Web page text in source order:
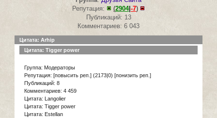
Репутация:
(2904| -7)
Публикаций: 13
Комментариев: 6 043
Цитата: Arhip
Цитата: Tigger power
Группа: Модераторы
Репутация: [повысить реп.] (2173|0) [понизить реп.]
Публикаций: 8
Комментариев: 4 459
Цитата: Langolier
Цитата: Tigger power
Цитата: Estellan